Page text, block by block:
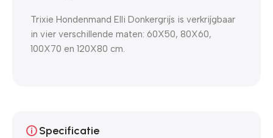
Trixie Hondenmand Elli Donkergrijs is verkrijgbaar
in vier verschillende maten: 60X50, 80X60,
100X70 en 120X80 cm.
Specificatie